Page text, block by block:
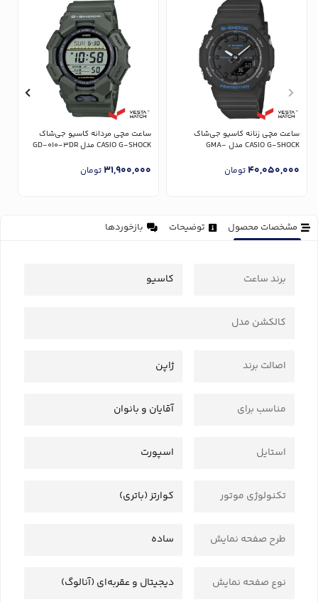
ساعت مچی زنانه کاسیو جی‌شاک
CASIO G-SHOCK مدل GMA-
40,050,000تومان
ساعت مچی مردانه کاسیو جی‌شاک
CASIO G-SHOCK مدل GD-010-3DR
31,900,000تومان
مشخصات محصول توضیحات بازخوردها
برند ساعت کاسیو
کالکشن مدل
اصالت برند ژاپن
مناسب برای آقایان و بانوان
استایل اسپورت
تکنولوژی موتور کوارتز (باتری)
طرح صفحه نمایش ساده
نوع صفحه نمایش دیجیتال و عقربه‌ای (آنالوگ)